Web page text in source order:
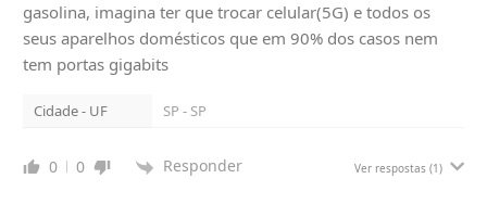
gasolina, imagina ter que trocar celular(5G) e todos os
seus aparelhos domésticos que em 90% dos casos nem
tem portas gigabits
Cidade - UF SP - SP
0 0 Responder Ver respostas (1)